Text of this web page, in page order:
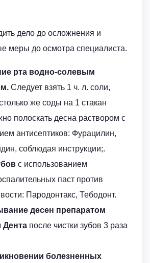
дело до осложнения и
меры до осмотра специалиста.
рта водно-солевым
Следует взять 1 ч. л. соли,
же соды на 1 стакан
полоскать десна раствором с
антисептиков: Фурацилин,
соблюдая инструкции;.
с использованием
паст против
Пародонтакс, Тебодонт.
десен препаратом
Дента после чистки зубов 3 раза
болезненных